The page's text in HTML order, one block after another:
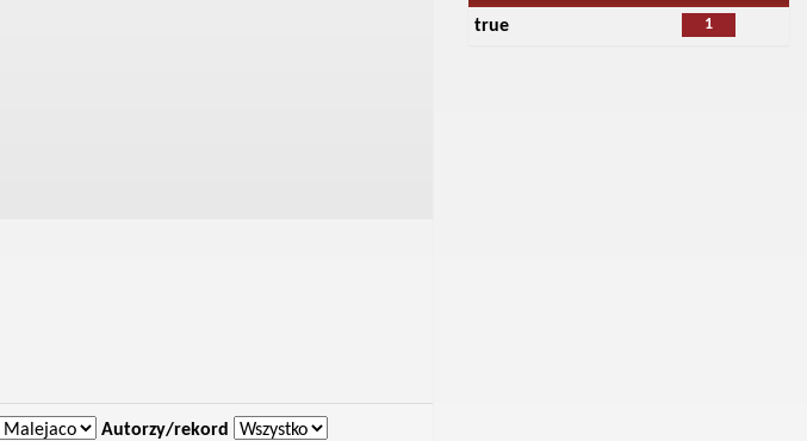
Autorzy/rekord
1
true